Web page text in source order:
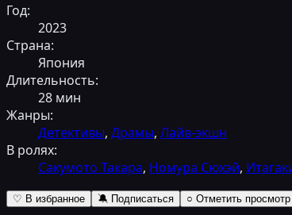
Год:
2023
Страна:
Япония
Длительность:
28 мин
Жанры:
Детективы, Драмы, Лайв-экшн
В ролях:
Сакумото Такара, Номура Сюхэй,
♡ В избранное 🔕 Подписаться ○ Отметить просмотр